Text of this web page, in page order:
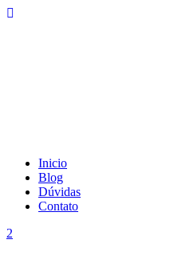
Inicio
Blog
Dúvidas
Contato